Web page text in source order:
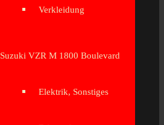
Verkleidung
Suzuki VZR M 1800 Boulevard
Elektrik, Sonstiges